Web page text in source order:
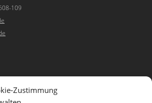
Zustimmung
109